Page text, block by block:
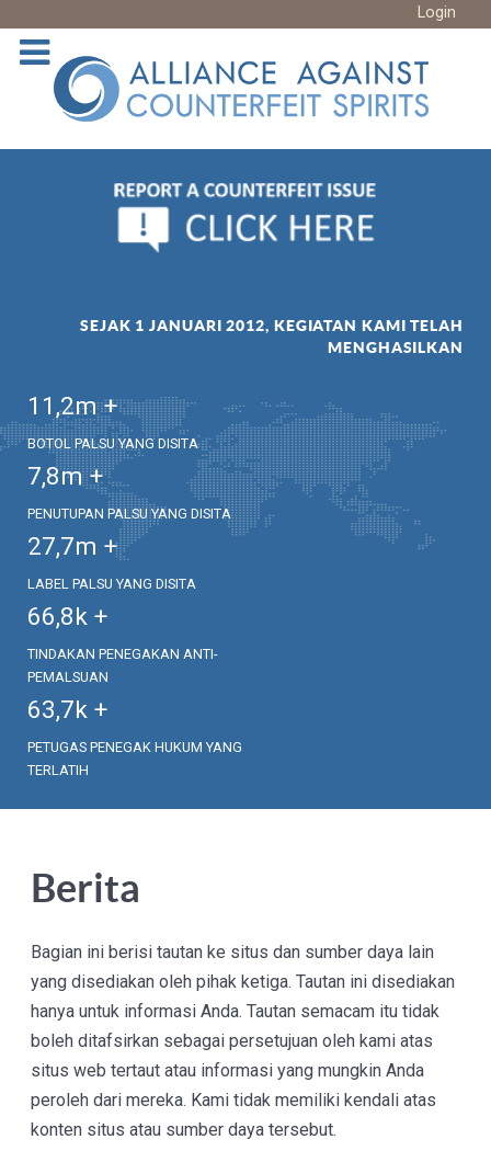
Login
SEJAK 1 JANUARI 2012, KEGIATAN KAMI TELAH
MENGHASILKAN
11,2m +
BOTOL PALSU YANG DISITA
7,8m +
PENUTUPAN PALSU YANG DISITA
27,7m +
LABEL PALSU YANG DISITA
66,8k +
TINDAKAN PENEGAKAN ANTI-
PEMALSUAN
63,7k +
PETUGAS PENEGAK HUKUM YANG
TERLATIH
Berita
Bagian ini berisi tautan ke situs dan sumber daya lain
yang disediakan oleh pihak ketiga. Tautan ini disediakan
hanya untuk informasi Anda. Tautan semacam itu tidak
boleh ditafsirkan sebagai persetujuan oleh kami atas
situs web tertaut atau informasi yang mungkin Anda
peroleh dari mereka. Kami tidak memiliki kendali atas
konten situs atau sumber daya tersebut.